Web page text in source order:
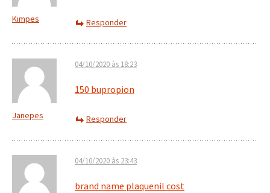
Kimpes Responder
Janepes
04/10/2020 às 18:23
150 bupropion
Responder
04/10/2020 às 23:43
brand name plaquenil cost